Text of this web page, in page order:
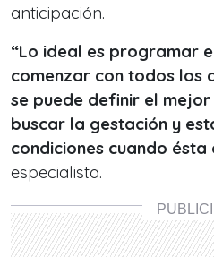
anticipación.
“Lo ideal es programar
comenzar con todos los
se puede definir el
buscar la gestación y
condiciones cuando ésta
especialista.